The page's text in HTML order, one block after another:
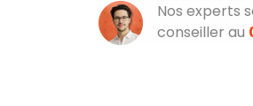
Nos experts
conseiller au